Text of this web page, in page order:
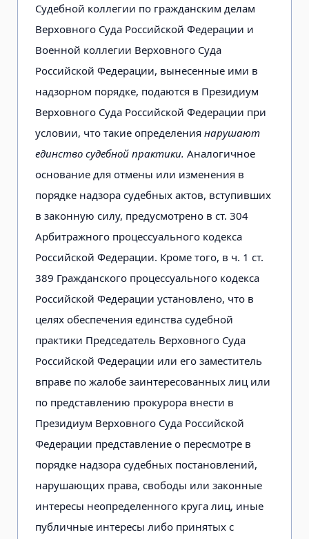
Судебной коллегии по гражданским делам
Верховного Суда Российской Федерации и
Военной коллегии Верховного Суда
Российской Федерации, вынесенные ими в
надзорном порядке, подаются в Президиум
Верховного Суда Российской Федерации при
условии, что такие определения нарушают
единство судебной практики. Аналогичное
основание для отмены или изменения в
порядке надзора судебных актов, вступивших
в законную силу, предусмотрено в ст. 304
Арбитражного процессуального кодекса
Российской Федерации. Кроме того, в ч. 1 ст.
389 Гражданского процессуального кодекса
Российской Федерации установлено, что в
целях обеспечения единства судебной
практики Председатель Верховного Суда
Российской Федерации или его заместитель
вправе по жалобе заинтересованных лиц или
по представлению прокурора внести в
Президиум Верховного Суда Российской
Федерации представление о пересмотре в
порядке надзора судебных постановлений,
нарушающих права, свободы или законные
интересы неопределенного круга лиц, иные
публичные интересы либо принятых с